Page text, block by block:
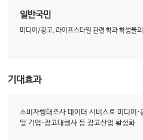
일반국민
미디어/광고, 라이프스타일 관련 학과 학생들
기대효과
소비자행태조사 데이터 서비스로 미디어
및 기업·광고대행사 등 광고산업 활성화